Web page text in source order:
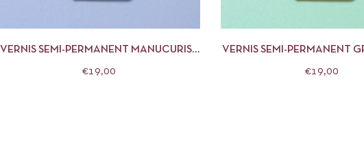
VERNIS SEMI-PERMANENT MANUCURIST
€19,00
VERNIS SEMI-PERMANENT
€19,00